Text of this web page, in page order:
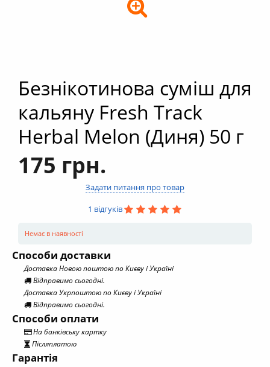
Безнікотинова суміш для
кальяну Fresh Track
Herbal Melon (Диня) 50 г
175 грн.
Задати питання про товар
1 відгуків
Немає в наявності
Способи доставки
Доставка Новою поштою по Києву і Україні
Відправимо сьогодні.
Доставка Укрпоштою по Києву і Україні
Відправимо сьогодні.
Способи оплати
На банківську картку
Післяплатою
Гарантія